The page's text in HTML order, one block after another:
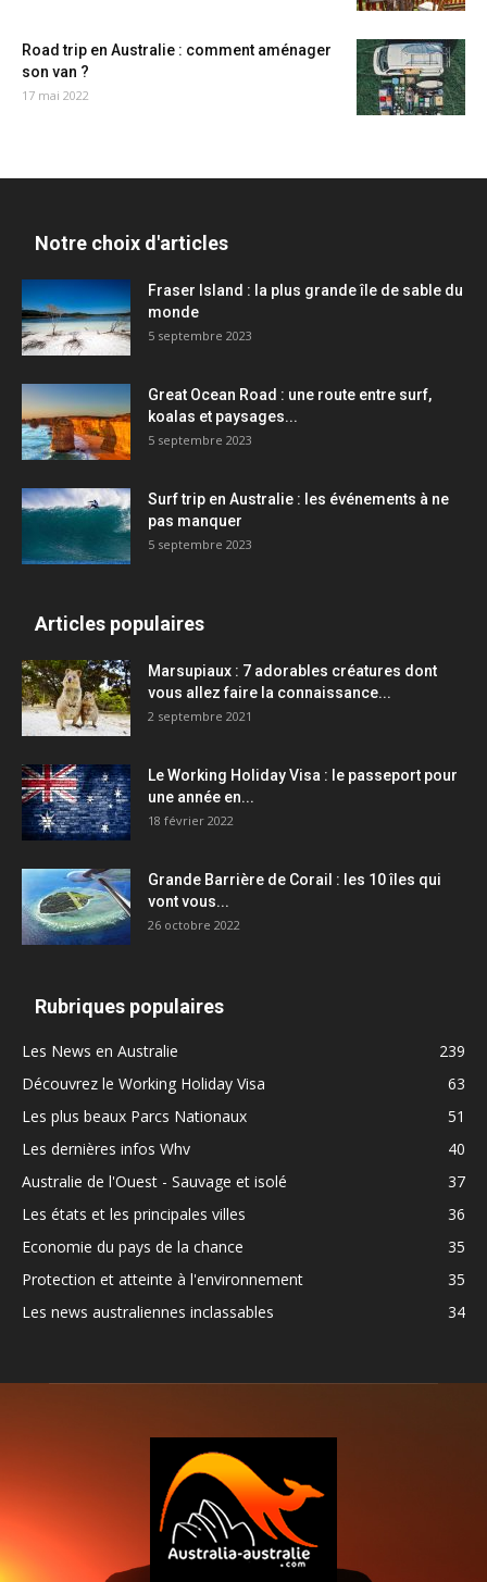
Road trip en Australie : comment aménager
son van ?
17 mai 2022
Notre choix d'articles
Fraser Island : la plus grande île de sable du
monde
5 septembre 2023
Great Ocean Road : une route entre surf,
koalas et paysages...
5 septembre 2023
Surf trip en Australie : les événements à ne
pas manquer
5 septembre 2023
Articles populaires
Marsupiaux : 7 adorables créatures dont
vous allez faire la connaissance...
2 septembre 2021
Le Working Holiday Visa : le passeport pour
une année en...
18 février 2022
Grande Barrière de Corail : les 10 îles qui
vont vous...
26 octobre 2022
Rubriques populaires
Les News en Australie
239
Découvrez le Working Holiday Visa
63
Les plus beaux Parcs Nationaux
51
Les dernières infos Whv
40
Australie de l'Ouest - Sauvage et isolé
37
Les états et les principales villes
36
Economie du pays de la chance
35
Protection et atteinte à l'environnement
35
Les news australiennes inclassables
34